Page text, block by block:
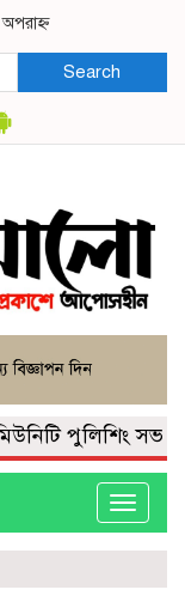
Search
পুলিশিং সভা;
Toggle